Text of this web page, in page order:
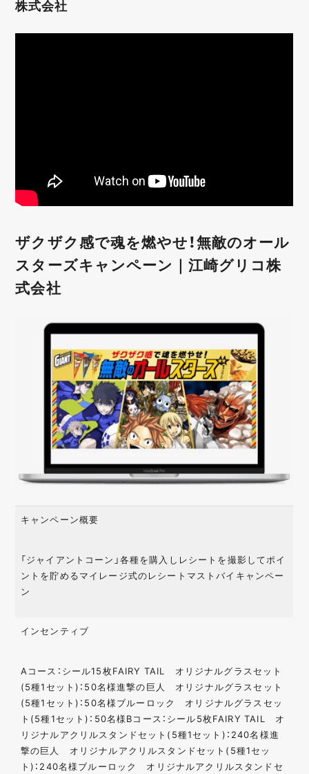
株式会社
ザクザク感で魂を燃やせ！無敵のオール
スターズキャンペーン｜江崎グリコ株
式会社
キャンペーン概要
「ジャイアントコーン」各種を購入しレシートを撮影してポイ
ントを貯めるマイレージ式のレシートマストバイキャンペー
ン
インセンティブ
Aコース：シール15枚FAIRY TAIL オリジナルグラスセット
(5種1セット)：50名様進撃の巨人 オリジナルグラスセット
(5種1セット)：50名様ブルーロック オリジナルグラスセッ
ト(5種1セット)：50名様Bコース：シール5枚FAIRY TAIL オ
リジナルアクリルスタンドセット(5種1セット)：240名様進
撃の巨人 オリジナルアクリルスタンドセット(5種1セッ
ト)：240名様ブルーロック オリジナルアクリルスタンドセ